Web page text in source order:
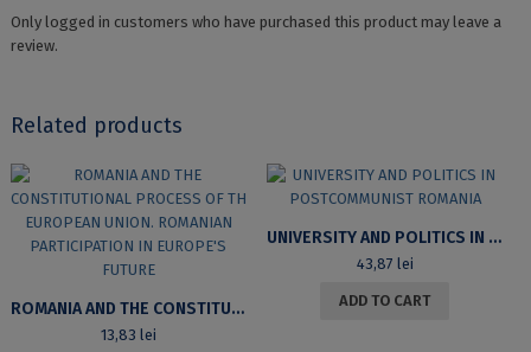
Only logged in customers who have purchased this product may leave a
review.
Related products
ROMANIA AND THE CONSTITUTIONAL PROCESS OF TH EUROPEAN UNION. ROMANIAN PARTICIPATION IN EUROPE’S FUTURE
13,83 lei
UNIVERSITY AND POLITICS IN POSTCOMMUNIST ROMANIA
43,87 lei
ADD TO CART